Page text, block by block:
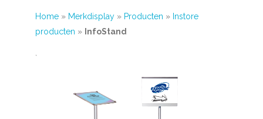
Home» Merkdisplay» Producten » Instore
producten » InfoStand
`